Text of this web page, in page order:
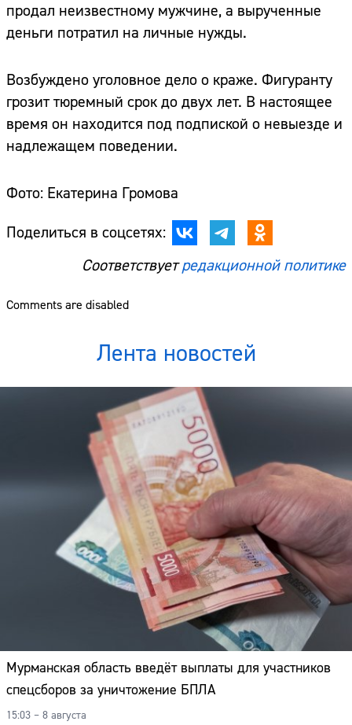
продал неизвестному мужчине, а вырученные
деньги потратил на личные нужды.
Возбуждено уголовное дело о краже. Фигуранту
грозит тюремный срок до двух лет. В настоящее
время он находится под подпиской о невыезде и
надлежащем поведении.
Фото: Екатерина Громова
Поделиться в соцсетях:
Соответствуетредакционной политике
Comments are disabled
Лента новостей
Мурманская область введёт выплаты для участников
спецсборов за уничтожение БПЛА
15:03 – 8 августа